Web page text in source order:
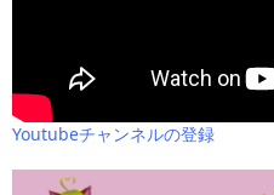
Youtubeチャンネルの登録